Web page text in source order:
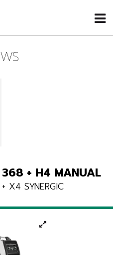
+ H4 MANUAL
X4 SYNERGIC